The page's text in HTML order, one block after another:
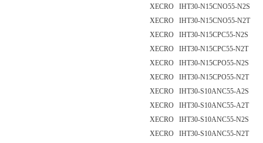
XECRO IHT30-N15CNO55-N2S
XECRO IHT30-N15CNO55-N2T
XECRO IHT30-N15CPC55-N2S
XECRO IHT30-N15CPC55-N2T
XECRO IHT30-N15CPO55-N2S
XECRO IHT30-N15CPO55-N2T
XECRO IHT30-S10ANC55-A2S
XECRO IHT30-S10ANC55-A2T
XECRO IHT30-S10ANC55-N2S
XECRO IHT30-S10ANC55-N2T